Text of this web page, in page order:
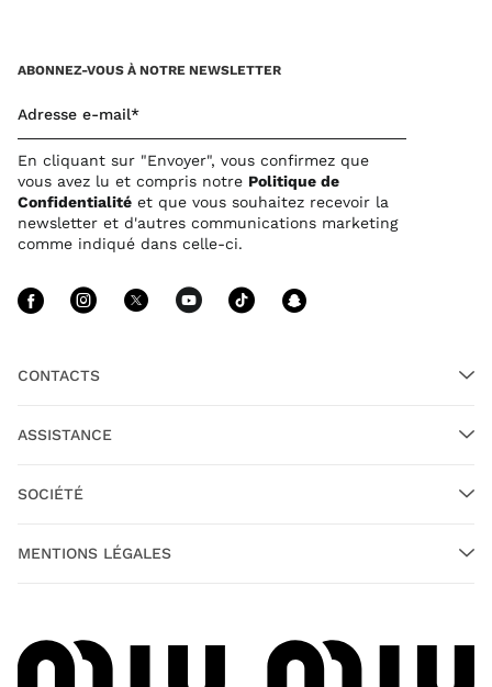
CONTACTS
ASSISTANCE
SOCIÉTÉ
MENTIONS LÉGALES
ABONNEZ-VOUS À NOTRE NEWSLETTER
Adresse e-mail*
En cliquant sur "Envoyer", vous confirmez que
vous avez lu et compris notre Politique de
Confidentialité et que vous souhaitez recevoir la
newsletter et d'autres communications marketing
comme indiqué dans celle-ci.
Suivez-nous facebook
Suivez-nous instagram
Suivez-nous twitter
Suivez-nous youtube
Suivez-nous